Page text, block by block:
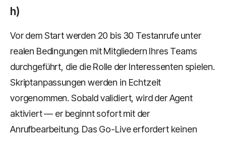
h)
Vor dem Start werden 20 bis 30 Testanrufe unter
realen Bedingungen mit Mitgliedern Ihres Teams
durchgeführt, die die Rolle der Interessenten spielen.
Skriptanpassungen werden in Echtzeit
vorgenommen. Sobald validiert, wird der Agent
aktiviert — er beginnt sofort mit der
Anrufbearbeitung. Das Go-Live erfordert keinen